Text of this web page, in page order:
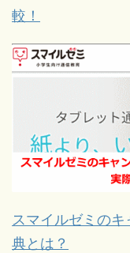
較！
スマイルゼミの
典とは？